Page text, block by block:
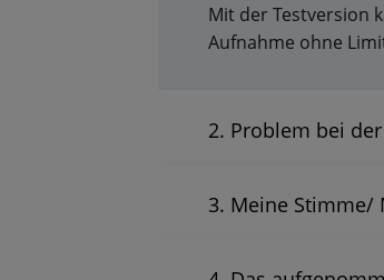
Mit der Testversion
Aufnahme ohne
2. Problem bei
3. Meine Stimme/